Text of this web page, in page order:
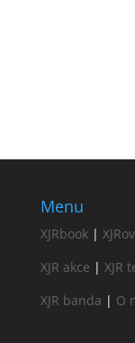
Menu
XJRbook|
XJR akce | XJR
XJR banda | O